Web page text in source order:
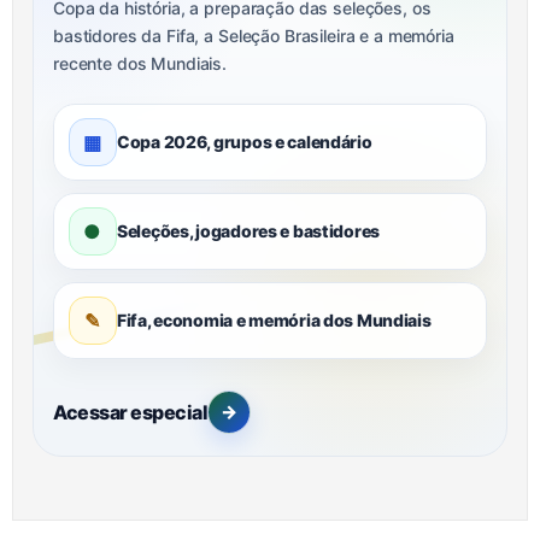
Copa da história, a preparação das seleções, os
bastidores da Fifa, a Seleção Brasileira e a memória
recente dos Mundiais.
▦ Copa 2026, grupos e calendário
● Seleções, jogadores e bastidores
✎ Fifa, economia e memória dos Mundiais
Acessar especial →